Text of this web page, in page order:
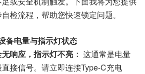
检流程，帮助您快速锁定问题。
备电量与指示灯状态
响应，指示灯不亮： 这通常是电量
接信号。请立即连接Type-C充电